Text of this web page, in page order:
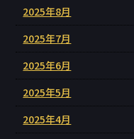
2025年8月
2025年7月
2025年6月
2025年5月
2025年4月